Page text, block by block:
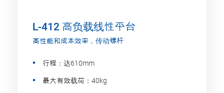
L-412 高负载线性平台
高性能和成本效率，传动螺杆
行程：达610mm
最大有效载荷：40kg